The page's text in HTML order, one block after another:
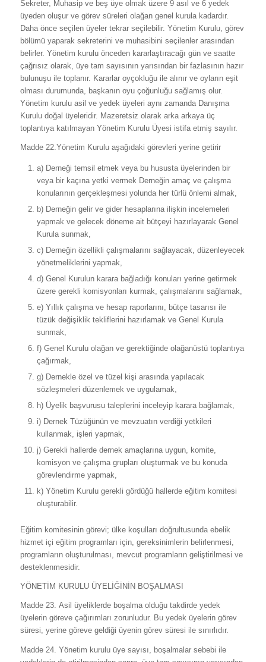
Sekreter, Muhasip ve beş üye olmak üzere 9 asıl ve 6 yedek
üyeden oluşur ve görev süreleri olağan genel kurula kadardır.
Daha önce seçilen üyeler tekrar seçilebilir. Yönetim Kurulu, görev
bölümü yaparak sekreterini ve muhasibini seçilenler arasından
belirler. Yönetim kurulu önceden kararlaştıracağı gün ve saatte
çağrısız olarak, üye tam sayısının yarısından bir fazlasının hazır
bulunuşu ile toplanır. Kararlar oyçokluğu ile alınır ve oyların eşit
olması durumunda, başkanın oyu çoğunluğu sağlamış olur.
Yönetim kurulu asil ve yedek üyeleri aynı zamanda Danışma
Kurulu doğal üyeleridir. Mazeretsiz olarak arka arkaya üç
toplantıya katılmayan Yönetim Kurulu Üyesi istifa etmiş sayılır.
Madde 22.Yönetim Kurulu aşağıdaki görevleri yerine getirir
a) Derneği temsil etmek veya bu hususta üyelerinden bir
veya bir kaçına yetki vermek Derneğin amaç ve çalışma
konularının gerçekleşmesi yolunda her türlü önlemi almak,
b) Derneğin gelir ve gider hesaplarına ilişkin incelemeleri
yapmak ve gelecek döneme ait bütçeyi hazırlayarak Genel
Kurula sunmak,
c) Derneğin özellikli çalışmalarını sağlayacak, düzenleyecek
yönetmeliklerini yapmak,
d) Genel Kurulun karara bağladığı konuları yerine getirmek
üzere gerekli komisyonları kurmak, çalışmalarını sağlamak,
e) Yıllık çalışma ve hesap raporlarını, bütçe tasarısı ile
tüzük değişiklik tekliflerini hazırlamak ve Genel Kurula
sunmak,
f) Genel Kurulu olağan ve gerektiğinde olağanüstü toplantıya
çağırmak,
g) Dernekle özel ve tüzel kişi arasında yapılacak
sözleşmeleri düzenlemek ve uygulamak,
h) Üyelik başvurusu taleplerini inceleyip karara bağlamak,
i) Dernek Tüzüğünün ve mevzuatın verdiği yetkileri
kullanmak, işleri yapmak,
j) Gerekli hallerde dernek amaçlarına uygun, komite,
komisyon ve çalışma grupları oluşturmak ve bu konuda
görevlendirme yapmak,
k) Yönetim Kurulu gerekli gördüğü hallerde eğitim komitesi
oluşturabilir.
Eğitim komitesinin görevi; ülke koşulları doğrultusunda ebelik
hizmet içi eğitim programları için, gereksinimlerin belirlenmesi,
programların oluşturulması, mevcut programların geliştirilmesi ve
desteklenmesidir.
YÖNETİM KURULU ÜYELİĞİNİN BOŞALMASI
Madde 23. Asil üyeliklerde boşalma olduğu takdirde yedek
üyelerin göreve çağırımları zorunludur. Bu yedek üyelerin görev
süresi, yerine göreve geldiği üyenin görev süresi ile sınırlıdır.
Madde 24. Yönetim kurulu üye sayısı, boşalmalar sebebi ile